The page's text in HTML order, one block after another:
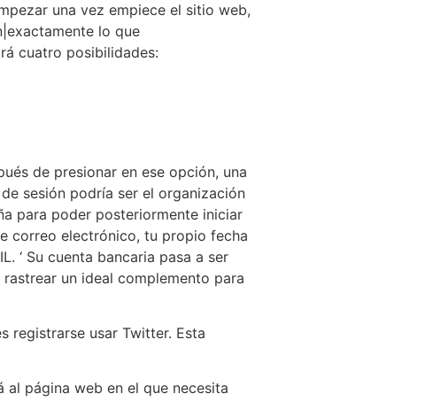
una vez empiece el sitio web,
lo que
cuatro posibilidades:
de presionar en ese opción, una
sesión podría ser el organización
para poder posteriormente iniciar
correo electrónico, tu propio fecha
‘ Su cuenta bancaria pasa a ser
un ideal complemento para
registrarse usar Twitter. Esta
página web en el que necesita